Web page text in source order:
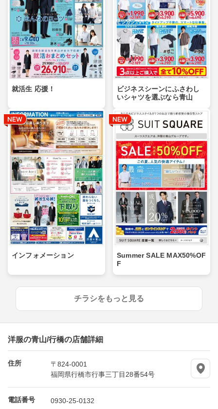
就活生 応援！
ビジネスシーンにふさわし
いシャツを選ぶなら青山
インフォメーション
Summer SALE MAX50%OF
F
チラシをもっと見る
洋服の青山/行橋の店舗詳細
住所
〒824-0001
福岡県行橋市行事三丁目28番54号
電話番号 0930-25-0132